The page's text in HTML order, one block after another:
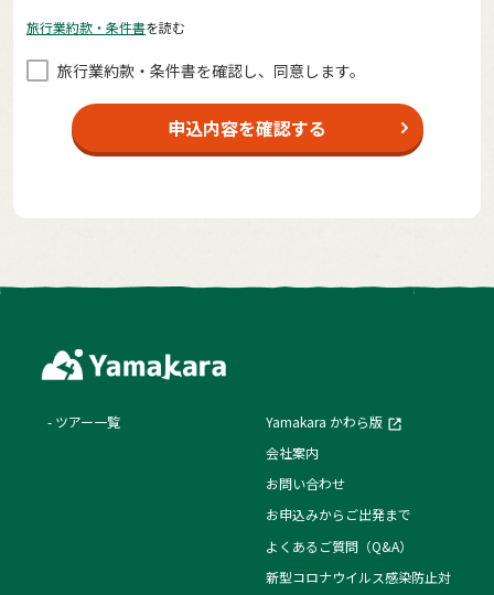
旅⾏業約款・条件書を読む
旅⾏業約款・条件書を確認し、同意します。
申込内容を確認する
ツアー一覧
Yamakara かわら版
会社案内
お問い合わせ
お申込みからご出発まで
よくあるご質問（Q&A）
新型コロナウイルス感染防止対